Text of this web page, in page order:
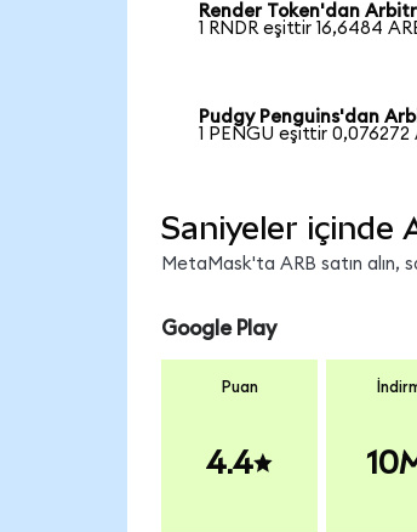
Render Token'dan
1 RNDR eşittir 16,6484
Pudgy Penguins'dan
1 PENGU eşittir 0,076272
Saniyeler içinde
MetaMask'ta ARB satın alın,
Google Play
Puan
4.4